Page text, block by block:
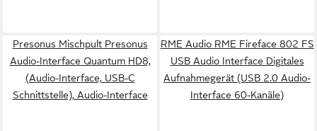
Presonus Mischpult Presonus
Audio-Interface Quantum HD8,
(Audio-Interface, USB-C
Schnittstelle), Audio-Interface
RME Audio RME Fireface 802 FS
USB Audio Interface Digitales
Aufnahmegerät (USB 2.0 Audio-
Interface 60-Kanäle)